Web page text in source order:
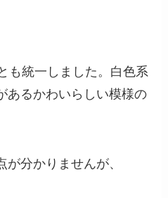
も統一しました。白色系
あるかわいらしい模様の
分かりませんが、